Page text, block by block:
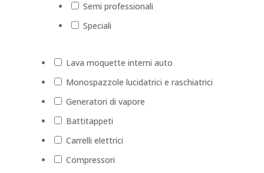
Semi professionali
Speciali
Lava moquette interni auto
Monospazzole lucidatrici e raschiatrici
Generatori di vapore
Battitappeti
Carrelli elettrici
Compressori